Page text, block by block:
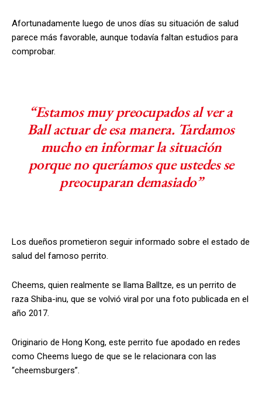
Afortunadamente luego de unos días su situación de salud
parece más favorable, aunque todavía faltan estudios para
comprobar.
“Estamos muy preocupados al ver a
Ball actuar de esa manera. Tardamos
mucho en informar la situación
porque no queríamos que ustedes se
preocuparan demasiado”
Los dueños prometieron seguir informado sobre el estado de
salud del famoso perrito.
Cheems, quien realmente se llama Balltze, es un perrito de
raza Shiba-inu, que se volvió viral por una foto publicada en el
año 2017.
Originario de Hong Kong, este perrito fue apodado en redes
como Cheems luego de que se le relacionara con las
“cheemsburgers”.